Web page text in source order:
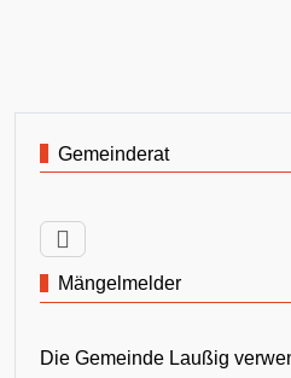
Gemeinderat
Mängelmelder
Die Gemeinde Laußig